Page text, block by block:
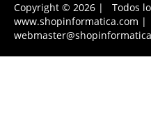
Copyright © 2026 | Todos
www.shopinformatica.com